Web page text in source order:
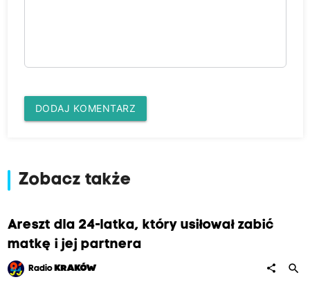
DODAJ KOMENTARZ
Zobacz także
Areszt dla 24-latka, który usiłował zabić
matkę i jej partnera
Radio KRAKÓW share search